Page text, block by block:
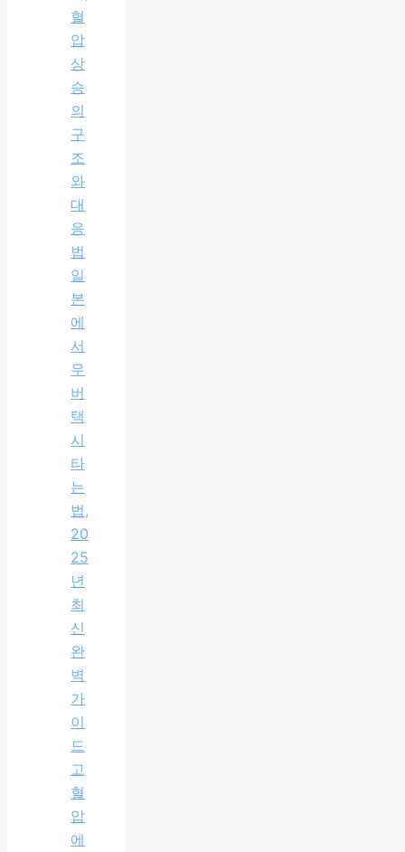
혈
압
상
승
의
구
조
와
대
응
법
일
본
에
서
우
버
택
시
타
는
법,
20
25
년
최
신
완
벽
가
이
드
고
혈
압
에